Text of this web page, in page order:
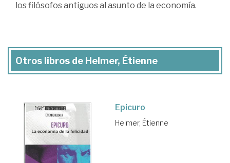
los filósofos antiguos al asunto de la economía.
Otros libros de Helmer, Étienne
Epicuro
Helmer, Étienne